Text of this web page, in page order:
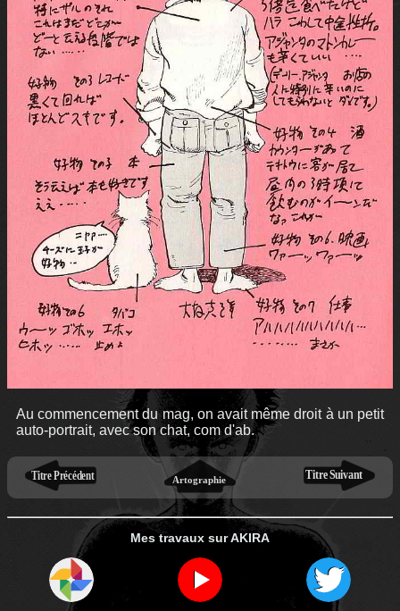
Au commencement du mag, on avait même droit à un petit
auto-portrait, avec son chat, com d'ab.
Mes travaux sur AKIRA